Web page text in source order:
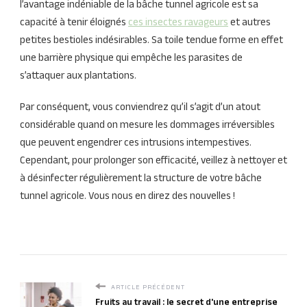
l’avantage indéniable de la bâche tunnel agricole est sa
capacité à tenir éloignésces insectes ravageurset autres
petites bestioles indésirables. Sa toile tendue forme en effet
une barrière physique qui empêche les parasites de
s’attaquer aux plantations.
Par conséquent, vous conviendrez qu’il s’agit d’un atout
considérable quand on mesure les dommages irréversibles
que peuvent engendrer ces intrusions intempestives.
Cependant, pour prolonger son efficacité, veillez à nettoyer et
à désinfecter régulièrement la structure de votre bâche
tunnel agricole. Vous nous en direz des nouvelles !
ARTICLE PRÉCÉDENT
Fruits au travail : le secret d'une entreprise